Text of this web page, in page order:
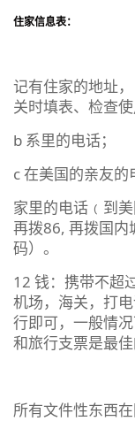
住家信息表：
记有住家的地址
关时填表、检查使
b 系里的电话；
c 在美国的亲友的
家里的电话﹙到
再拨86, 再拨国内
码）。
12 钱：携带不超
机场，海关，打
行即可，一般情
和旅行支票是最佳
所有文件性东西